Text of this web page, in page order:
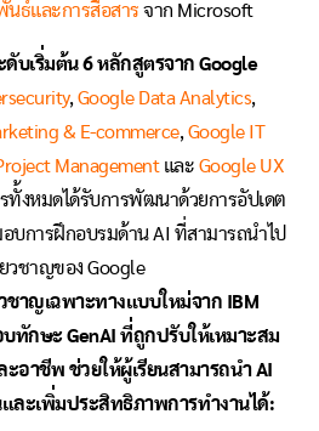
ธ์และการสื่อสาร จาก Microsoft
ดับเริ่มต้น6หลักสูตรจาก Google
,Google Data Analytics,
& E-commerce,Google IT
Managementและ Google UX
ทั้งหมดได้รับการพัฒนาด้วยการอัปเดต
บการฝึกอบรมด้าน AI ที่สามารถนำไป
ยวชาญของ Google
ชาญเฉพาะทางแบบใหม่จาก IBM
บทักษะ GenAI ที่ถูกปรับให้เหมาะสม
อาชีพ ช่วยให้ผู้เรียนสามารถนำAI
และเพิ่มประสิทธิภาพการทำงานได้: